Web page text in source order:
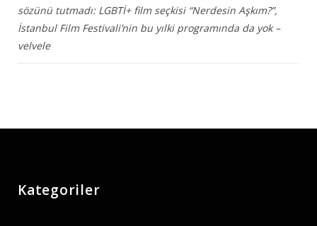
sözünü tutmadı: LGBTİ+ film seçkisi “Nerdesin Aşkım?”,
İstanbul Film Festivali’nin bu yılki programında da yok –
velvele
Kategoriler